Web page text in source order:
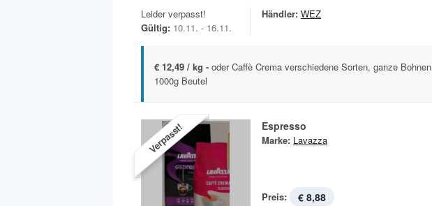
Leider verpasst!
Gültig: 10.11. - 16.11.
Händler: WEZ
€ 12,49 / kg - oder Caffè Crema verschiedene Sorten, ganze Bohnen
1000g Beutel
Verpasst! Espresso
Marke: Lavazza
Preis: € 8,88